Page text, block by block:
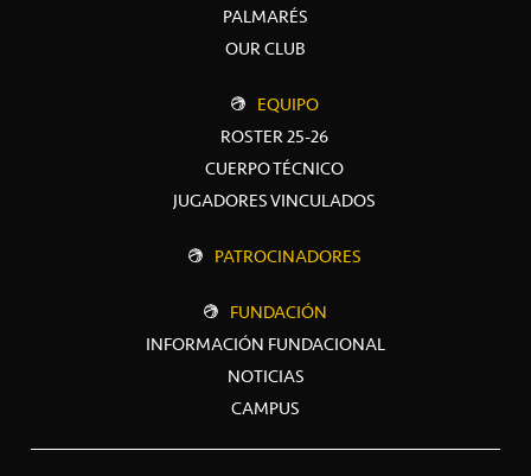
PALMARÉS
OUR CLUB
EQUIPO
ROSTER 25-26
CUERPO TÉCNICO
JUGADORES VINCULADOS
PATROCINADORES
FUNDACIÓN
INFORMACIÓN FUNDACIONAL
NOTICIAS
CAMPUS